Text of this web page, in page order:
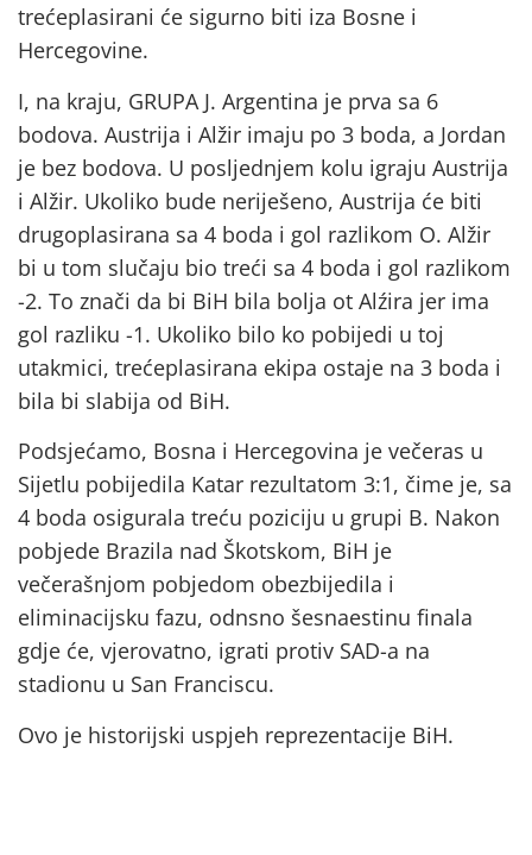
trećeplasirani će sigurno biti iza Bosne i
Hercegovine.
I, na kraju, GRUPA J. Argentina je prva sa 6
bodova. Austrija i Alžir imaju po 3 boda, a Jordan
je bez bodova. U posljednjem kolu igraju Austrija
i Alžir. Ukoliko bude neriješeno, Austrija će biti
drugoplasirana sa 4 boda i gol razlikom O. Alžir
bi u tom slučaju bio treći sa 4 boda i gol razlikom
-2. To znači da bi BiH bila bolja ot Alźira jer ima
gol razliku -1. Ukoliko bilo ko pobijedi u toj
utakmici, trećeplasirana ekipa ostaje na 3 boda i
bila bi slabija od BiH.
Podsjećamo, Bosna i Hercegovina je večeras u
Sijetlu pobijedila Katar rezultatom 3:1, čime je, sa
4 boda osigurala treću poziciju u grupi B. Nakon
pobjede Brazila nad Škotskom, BiH je
večerašnjom pobjedom obezbijedila i
eliminacijsku fazu, odnsno šesnaestinu finala
gdje će, vjerovatno, igrati protiv SAD-a na
stadionu u San Franciscu.
Ovo je historijski uspjeh reprezentacije BiH.